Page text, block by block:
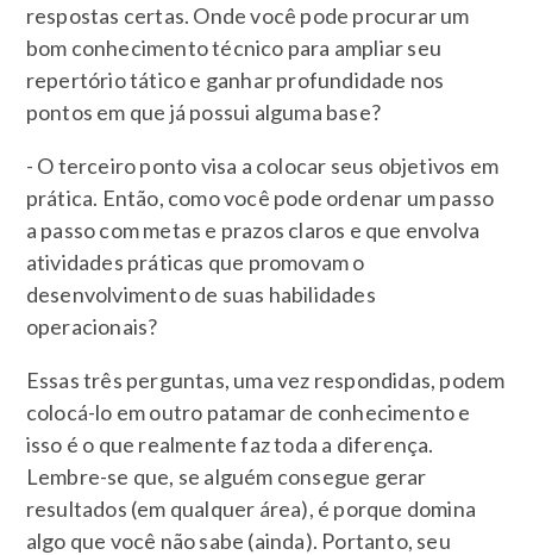
respostas certas. Onde você pode procurar um
bom conhecimento técnico para ampliar seu
repertório tático e ganhar profundidade nos
pontos em que já possui alguma base?
- O terceiro ponto visa a colocar seus objetivos em
prática. Então, como você pode ordenar um passo
a passo com metas e prazos claros e que envolva
atividades práticas que promovam o
desenvolvimento de suas habilidades
operacionais?
Essas três perguntas, uma vez respondidas, podem
colocá-lo em outro patamar de conhecimento e
isso é o que realmente faz toda a diferença.
Lembre-se que, se alguém consegue gerar
resultados (em qualquer área), é porque domina
algo que você não sabe (ainda). Portanto, seu